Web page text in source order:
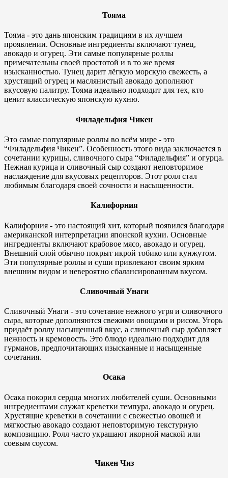
Тояма
Тояма - это дань японским традициям в их лучшем
проявлении. Основные ингредиенты включают тунец,
авокадо и огурец. Эти самые популярные роллы
примечательны своей простотой и в то же время
изысканностью. Тунец дарит лёгкую морскую свежесть, а
хрустящий огурец и маслянистый авокадо дополняют
вкусовую палитру. Тояма идеально подходит для тех, кто
ценит классическую японскую кухню.
Филадельфия Чикен
Это самые популярные роллы во всём мире - это
“Филадельфия Чикен”. Особенность этого вида заключается в
сочетании курицы, сливочного сыра “Филадельфия” и огурца.
Нежная курица и сливочный сыр создают неповторимое
наслаждение для вкусовых рецепторов. Этот ролл стал
любимым благодаря своей сочности и насыщенности.
Калифорния
Калифорния - это настоящий хит, который появился благодаря
американской интерпретации японской кухни. Основные
ингредиенты включают крабовое мясо, авокадо и огурец.
Внешний слой обычно покрыт икрой тобико или кунжутом.
Эти популярные роллы и суши привлекают своим ярким
внешним видом и невероятно сбалансированным вкусом.
Сливочный Унаги
Сливочный Унаги - это сочетание нежного угря и сливочного
сыра, которые дополняются свежими овощами и рисом. Угорь
придаёт роллу насыщенный вкус, а сливочный сыр добавляет
нежность и кремовость. Это блюдо идеально подходит для
гурманов, предпочитающих изысканные и насыщенные
сочетания.
Осака
Осака покорил сердца многих любителей суши. Основными
ингредиентами служат креветки темпура, авокадо и огурец.
Хрустящие креветки в сочетании с свежестью овощей и
мягкостью авокадо создают неповторимую текстурную
композицию. Ролл часто украшают икорной маской или
соевым соусом.
Чикен Чиз